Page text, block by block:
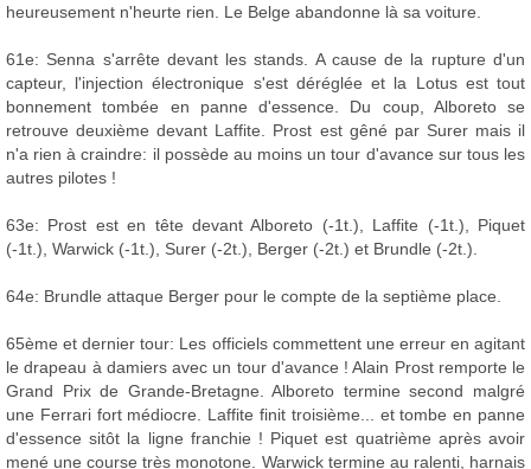
heureusement n'heurte rien. Le Belge abandonne là sa voiture.
61e: Senna s'arrête devant les stands. A cause de la rupture d'un
capteur, l'injection électronique s'est déréglée et la Lotus est tout
bonnement tombée en panne d'essence. Du coup, Alboreto se
retrouve deuxième devant Laffite. Prost est gêné par Surer mais il
n'a rien à craindre: il possède au moins un tour d'avance sur tous les
autres pilotes !
63e: Prost est en tête devant Alboreto (-1t.), Laffite (-1t.), Piquet
(-1t.), Warwick (-1t.), Surer (-2t.), Berger (-2t.) et Brundle (-2t.).
64e: Brundle attaque Berger pour le compte de la septième place.
65ème et dernier tour: Les officiels commettent une erreur en agitant
le drapeau à damiers avec un tour d'avance ! Alain Prost remporte le
Grand Prix de Grande-Bretagne. Alboreto termine second malgré
une Ferrari fort médiocre. Laffite finit troisième... et tombe en panne
d'essence sitôt la ligne franchie ! Piquet est quatrième après avoir
mené une course très monotone. Warwick termine au ralenti, harnais